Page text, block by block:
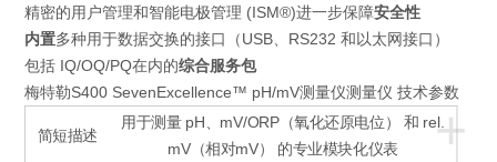
精密的用户管理和智能电极管理 (ISM®)进一步保障安全性
内置多种用于数据交换的接口（USB、RS232 和以太网接口）
包括 IQ/OQ/PQ在内的综合服务包
梅特勒S400 SevenExcellence™ pH/mV测量仪测量仪 技术参数
+
简短描述
用于测量 pH、mV/ORP（氧化还原电位） 和 rel.
mV（相对mV） 的专业模块化仪表